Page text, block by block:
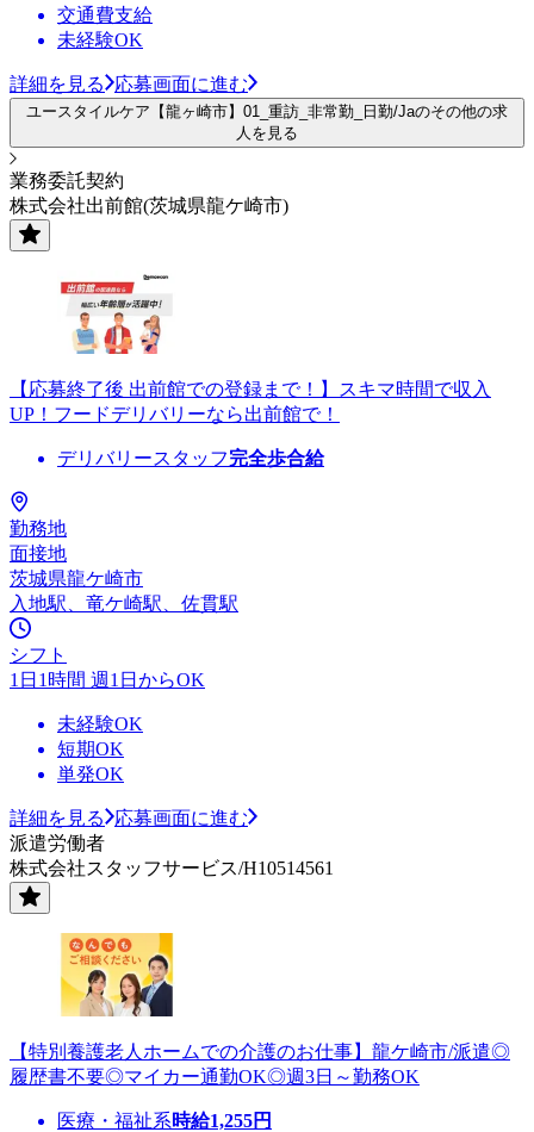
交通費支給
未経験OK
詳細を見る 応募画面に進む
ユースタイルケア【龍ヶ崎市】01_重訪_非常勤_日勤/Jaのその他の求
人を見る
業務委託契約
株式会社出前館(茨城県龍ケ崎市)
【応募終了後 出前館での登録まで！】スキマ時間で収入
UP！フードデリバリーなら出前館で！
デリバリースタッフ完全歩合給
勤務地
面接地
茨城県龍ケ崎市
入地駅、竜ケ崎駅、佐貫駅
シフト
1日1時間 週1日からOK
未経験OK
短期OK
単発OK
詳細を見る
応募画面に進む
派遣労働者
株式会社スタッフサービス/H10514561
【特別養護老人ホームでの介護のお仕事】龍ケ崎市/派遣◎
履歴書不要◎マイカー通勤OK◎週3日～勤務OK
医療・福祉系時給1,255円